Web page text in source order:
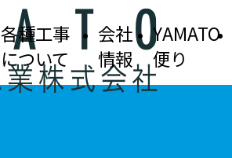
各種工事
について
会社
情報
YAMATO
便り